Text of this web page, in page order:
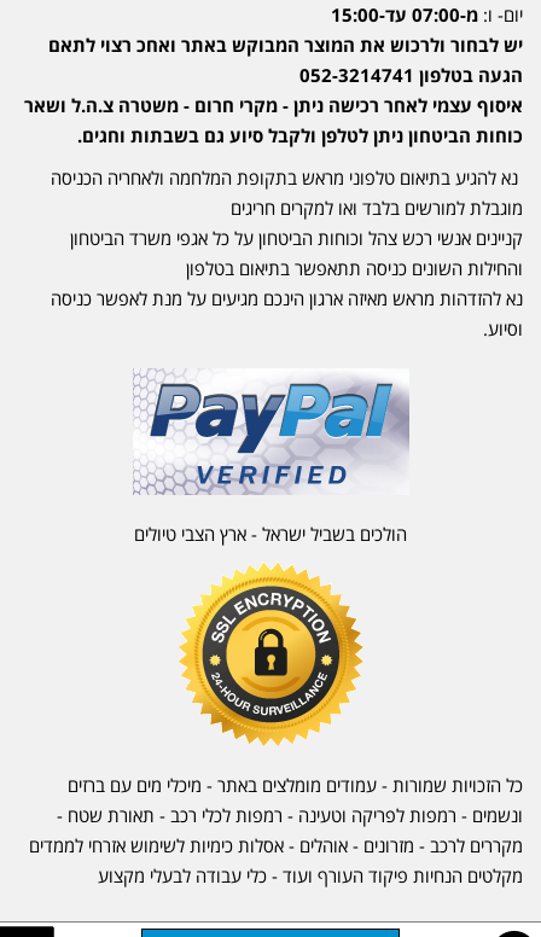
יום- ו: מ-07:00 עד-15:00
יש לבחור ולרכוש את המוצר המבוקש באתר ואחכ רצוי לתאם
הגעה בטלפון 052-3214741
איסוף עצמי לאחר רכישה ניתן - מקרי חרום - משטרה צ.ה.ל ושאר
כוחות הביטחון ניתן לטלפן ולקבל סיוע גם בשבתות וחגים.
נא להגיע בתיאום טלפוני מראש בתקופת המלחמה ולאחריה הכניסה
מוגבלת למורשים בלבד ואו למקרים חריגים
קניינים אנשי רכש צהל וכוחות הביטחון על כל אגפי משרד הביטחון
והחילות השונים כניסה תתאפשר בתיאום בטלפון
נא להזדהות מראש מאיזה ארגון הינכם מגיעים על מנת לאפשר כניסה
וסיוע.
הולכים בשביל ישראל - ארץ הצבי טיולים
כל הזכויות שמורות - עמודים מומלצים באתר - מיכלי מים עם ברזים
ונשמים - רמפות לפריקה וטעינה - רמפות לכלי רכב - תאורת שטח -
מקררים לרכב - מזרונים - אוהלים - אסלות כימיות לשימוש אזרחי לממדים
מקלטים הנחיות פיקוד העורף ועוד - כלי עבודה לבעלי מקצוע